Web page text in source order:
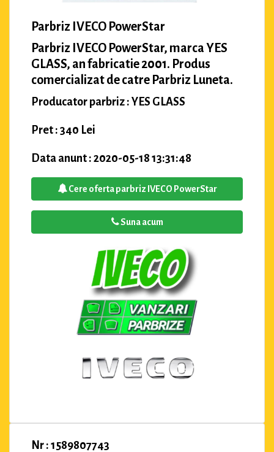
Parbriz IVECO PowerStar
Parbriz IVECO PowerStar, marca YES
GLASS, an fabricatie 2001. Produs
comercializat de catre Parbriz Luneta.
Producator parbriz : YES GLASS
Pret : 340 Lei
Data anunt : 2020-05-18 13:31:48
Cere oferta parbriz IVECO PowerStar
Suna acum
Nr : 1589807743